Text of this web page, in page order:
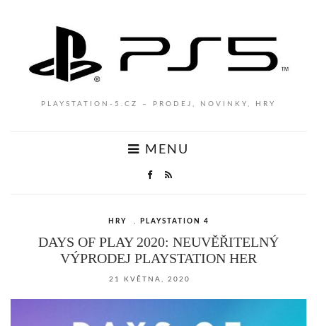
PLAYSTATION-5.CZ – PRODEJ, NOVINKY, HRY
MENU
HRY , PLAYSTATION 4
DAYS OF PLAY 2020: NEUVĚŘITELNÝ
VÝPRODEJ PLAYSTATION HER
21 KVĚTNA, 2020